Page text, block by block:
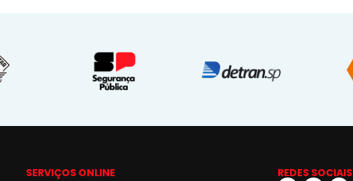
SERVIÇOS ONLINE REDES SOCIAIS